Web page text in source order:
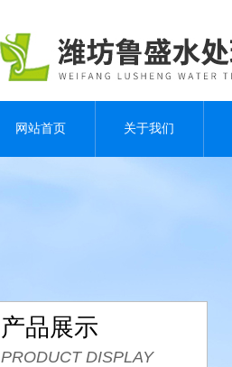
网站首页 关于我们
产品展示
PRODUCT DISPLAY